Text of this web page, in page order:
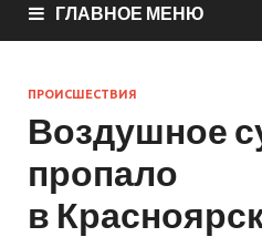
ГЛАВНОЕ МЕНЮ
ПРОИСШЕСТВИЯ
Воздушное
пропало
в